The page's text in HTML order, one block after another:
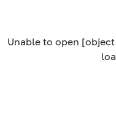
Unable to open